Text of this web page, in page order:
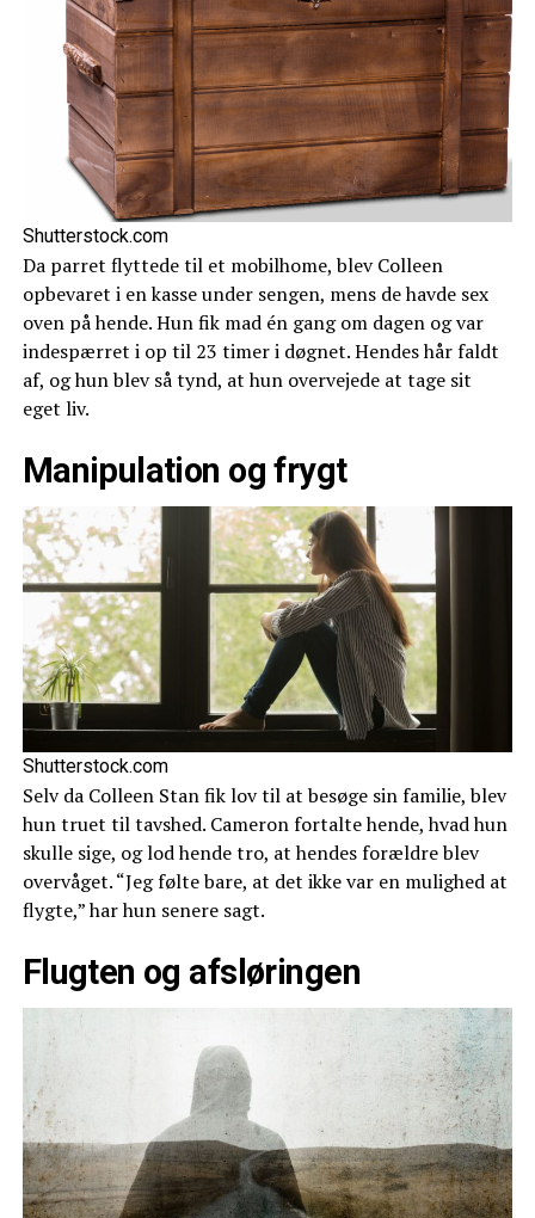
Shutterstock.com
Da parret flyttede til et mobilhome, blev Colleen
opbevaret i en kasse under sengen, mens de havde sex
oven på hende. Hun fik mad én gang om dagen og var
indespærret i op til 23 timer i døgnet. Hendes hår faldt
af, og hun blev så tynd, at hun overvejede at tage sit
eget liv.
Manipulation og frygt
Shutterstock.com
Selv da Colleen Stan fik lov til at besøge sin familie, blev
hun truet til tavshed. Cameron fortalte hende, hvad hun
skulle sige, og lod hende tro, at hendes forældre blev
overvåget. “Jeg følte bare, at det ikke var en mulighed at
flygte,” har hun senere sagt.
Flugten og afsløringen